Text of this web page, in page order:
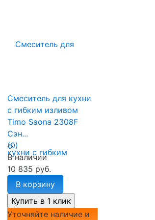
Смеситель для кухни
с гибким изливом
Timo Saona 2308F
Сэн...
(0)
В наличии
10 835 руб.
В корзину
Уточняйте наличие и